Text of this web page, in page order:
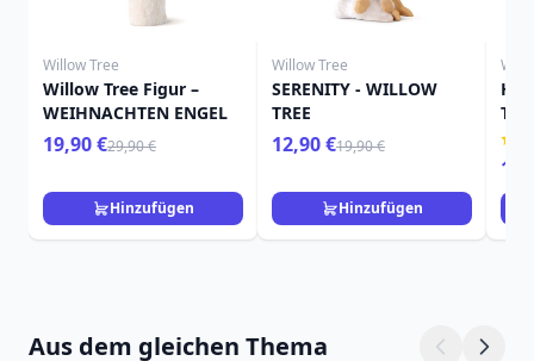
Willow Tree
Willow Tree Figur –
WEIHNACHTEN ENGEL
19,90 €29,90 €
Hinzufügen
Willow Tree
SERENITY - WILLOW
TREE
12,90 €19,90 €
Hinzufügen
Aus dem gleichen Thema